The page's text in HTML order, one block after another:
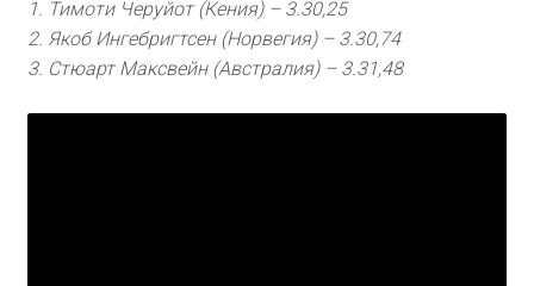
1. Тимоти Черуйот (Кения) – 3.30,25
2. Якоб Ингебригтсен (Норвегия) – 3.30,74
3. Стюарт Максвейн (Австралия) – 3.31,48